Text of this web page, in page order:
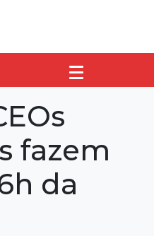
fazem
da